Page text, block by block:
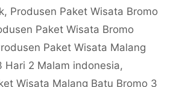
, Produsen Paket Wisata Bromo
Paket Wisata Bromo
Paket Wisata Malang
Hari 2 Malam indonesia,
Wisata Malang Batu Bromo 3